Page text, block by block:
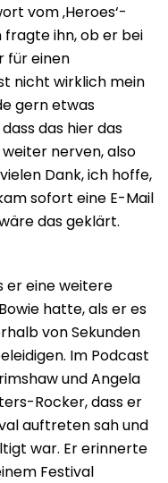
vom ‚Heroes‘-
fragte ihn, ob er bei
für einen
nicht wirklich mein
gern etwas
das hier das
nerven, also
Dank, ich hoffe,
sofort eine E-Mail
das geklärt.
er eine weitere
hatte, als er es
von Sekunden
Im Podcast
und Angela
Rocker, dass er
auftreten sah und
war. Er erinnerte
Festival